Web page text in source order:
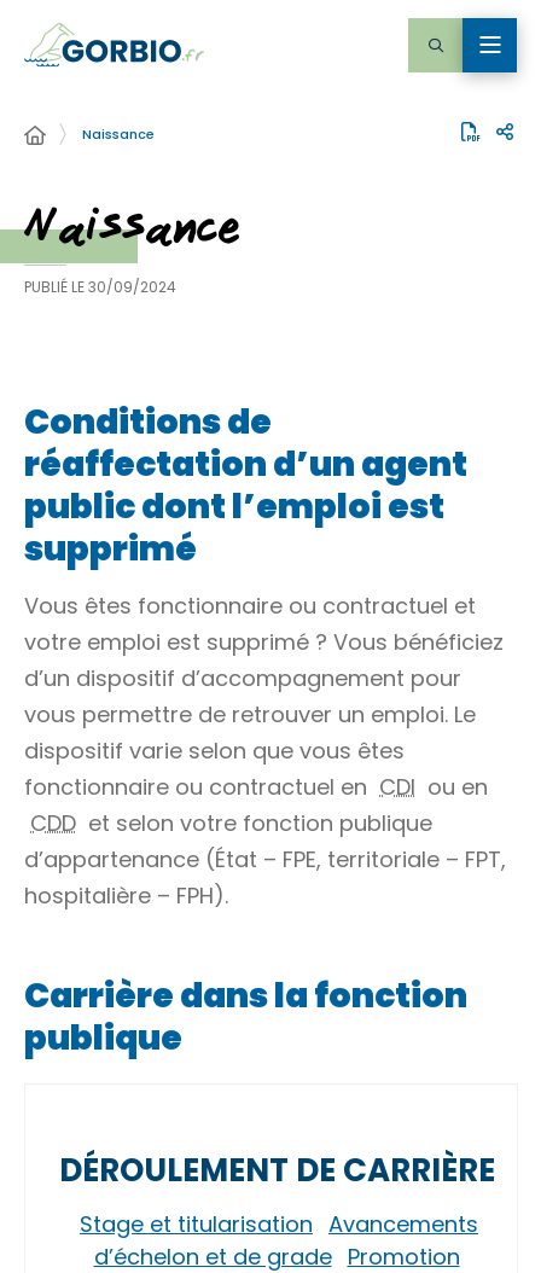
Naissance
Naissance
PUBLIÉ LE30/09/2024
Conditions de
réaffectation d’un agent
public dont l’emploi est
supprimé
Vous êtes fonctionnaire ou contractuel et
votre emploi est supprimé ? Vous bénéficiez
d’un dispositif d’accompagnement pour
vous permettre de retrouver un emploi. Le
dispositif varie selon que vous êtes
fonctionnaire ou contractuel en CDI ou en
CDD et selon votre fonction publique
d’appartenance (État – FPE, territoriale – FPT,
hospitalière – FPH).
Carrière dans la fonction
publique
DÉROULEMENT DE CARRIÈRE
Stage et titularisation Avancements
d’échelon et de grade Promotion